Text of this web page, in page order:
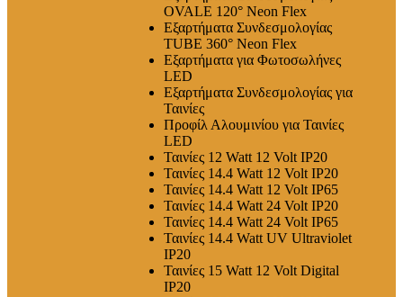
OVALE 120° Neon Flex
Εξαρτήματα Συνδεσμολογίας
TUBE 360° Neon Flex
Εξαρτήματα για Φωτοσωλήνες
LED
Εξαρτήματα Συνδεσμολογίας για
Ταινίες
Προφίλ Αλουμινίου για Ταινίες
LED
Ταινίες 12 Watt 12 Volt IP20
Ταινίες 14.4 Watt 12 Volt IP20
Ταινίες 14.4 Watt 12 Volt IP65
Ταινίες 14.4 Watt 24 Volt IP20
Ταινίες 14.4 Watt 24 Volt IP65
Ταινίες 14.4 Watt UV Ultraviolet
IP20
Ταινίες 15 Watt 12 Volt Digital
IP20